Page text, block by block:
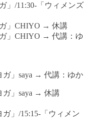
」/11:30-「ウィメンズ
ガ」CHIYO → 休講
ガ」CHIYO → 代講：ゆ
ガ」saya → 代講：ゆか
ガ」saya → 休講
ガ」/15:15-「ウィメン